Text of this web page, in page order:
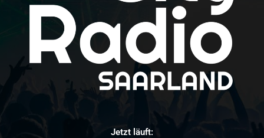
Jetzt läuft: